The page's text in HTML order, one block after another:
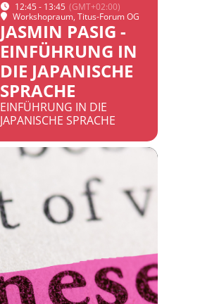
12:45 - 13:45 (GMT+02:00)
Workshopraum, Titus-Forum OG
JASMIN PASIG -
EINFÜHRUNG IN
DIE JAPANISCHE
SPRACHE
EINFÜHRUNG IN DIE
JAPANISCHE SPRACHE